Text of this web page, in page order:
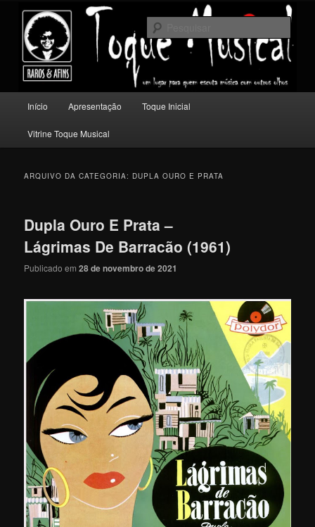
conteúdo
principal
conteúdo
secundário
Toque Musical
Um lugar para quem escuta música com outros olhos.
principal
Início Apresentação Toque Inicial
Vitrine Toque Musical
ARQUIVO DA CATEGORIA: DUPLA OURO E PRATA
Dupla Ouro E Prata –
Lágrimas De Barracão (1961)
Publicado em28 de novembro de 2021